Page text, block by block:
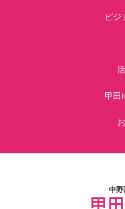
ビジ
甲田
中野